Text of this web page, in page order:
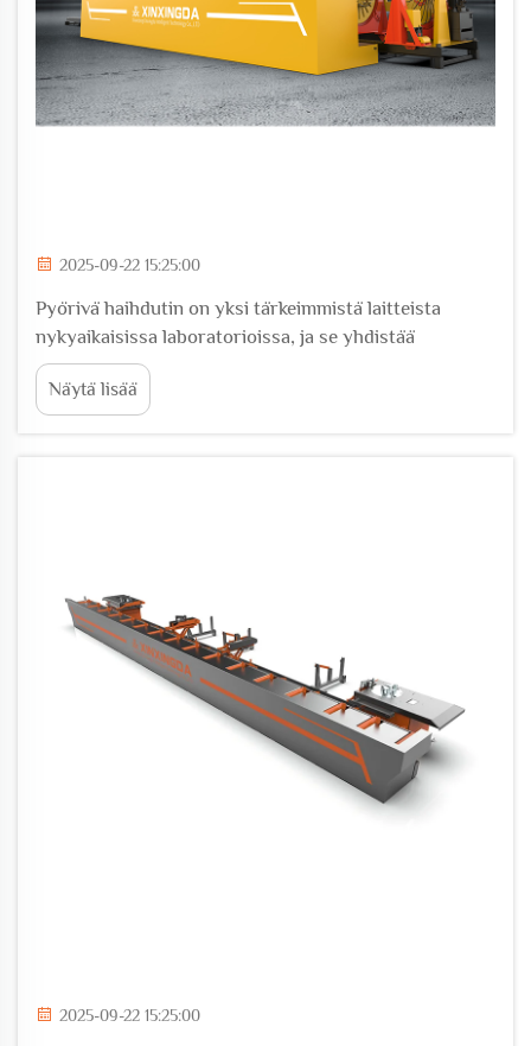
2025-09-22 15:25:00
Pyörivä haihdutin on yksi tärkeimmistä laitteista
nykyaikaisissa laboratorioissa, ja se yhdistää
tarkkuustekniikan ja käytännöllisen toiminnallisuuden
tehokkaan liuotteen poiston ja pitoisuuden
kasvattamisen mahdollistamiseksi. Käsitteen
Näytä lisää
2025-09-22 15:25:00